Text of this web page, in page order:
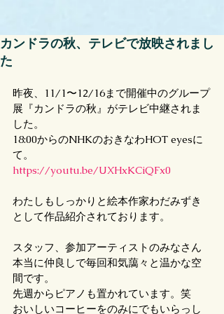
カンドラの秋、テレビで放映されまし
た
昨夜、11/1〜12/16まで開催中のグループ
展『カンドラの秋』がテレビ中継されま
した。
18:00からのNHKのおきなわHOT eyesに
て。
https://youtu.be/UXHxKCiQFx0
わたしもしっかりと絵本作家わだみずき
として作品紹介されております。
スタッフ、参加アーティストのみなさん
本当に仲良しで毎回和気藹々と温かな空
間です。
先週からピアノも置かれています。笑
おいしいコーヒーをのみにでもいらっし